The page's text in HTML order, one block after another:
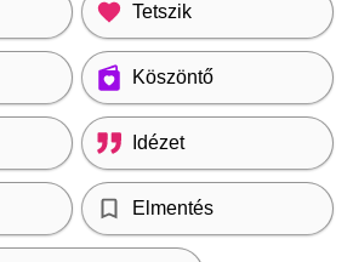
Tetszik
Köszöntő
Idézet
Elmentés